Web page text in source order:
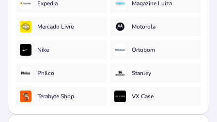
Expedia Magazine Luiza
Mercado Livre Motorola
Nike Ortobom
Philco Stanley
Terabyte Shop VX Case